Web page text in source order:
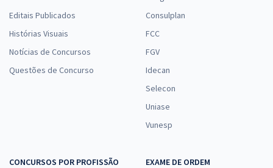
Editais Publicados
Histórias Visuais
Notícias de Concursos
Questões de Concurso
Consulplan
FCC
FGV
Idecan
Selecon
Uniase
Vunesp
CONCURSOS POR PROFISSÃO
EXAME DE ORDEM